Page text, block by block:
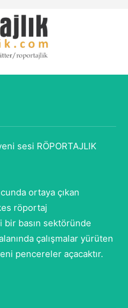
sesi RÖPORTAJLIK
ortaya çıkan
röportaj
basın sektöründe
çalışmalar yürüten
pencereler açacaktır.